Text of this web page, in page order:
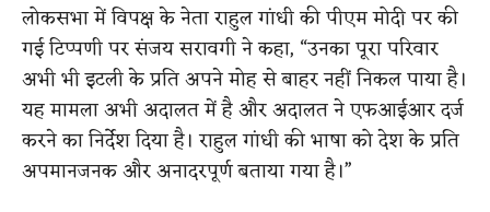
लोकसभा में विपक्ष के नेता राहुल गांधी की पीएम मोदी पर की
गई टिप्पणी पर संजय सरावगी ने कहा, “उनका पूरा परिवार
अभी भी इटली के प्रति अपने मोह से बाहर नहीं निकल पाया है।
यह मामला अभी अदालत में है और अदालत ने एफआईआर दर्ज
करने का निर्देश दिया है। राहुल गांधी की भाषा को देश के प्रति
अपमानजनक और अनादरपूर्ण बताया गया है।”